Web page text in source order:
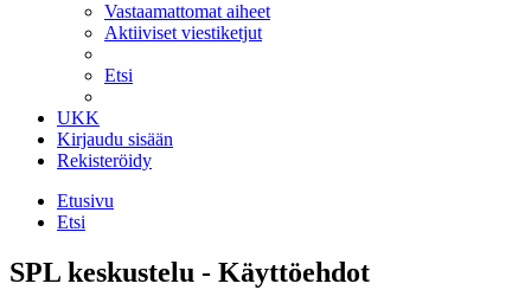
Vastaamattomat aiheet
Aktiiviset viestiketjut
Etsi
UKK
Kirjaudu sisään
Rekisteröidy
Etusivu
Etsi
SPL keskustelu - Käyttöehdot